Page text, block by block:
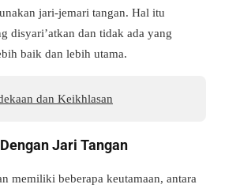
jari-jemari tangan. Hal itu
disyari’atkan dan tidak ada yang
baik dan lebih utama.
dan Keikhlasan
Jari Tangan
memiliki beberapa keutamaan, antara